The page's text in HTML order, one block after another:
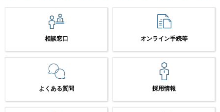
相談窓口 オンライン手続等
よくある質問 採用情報